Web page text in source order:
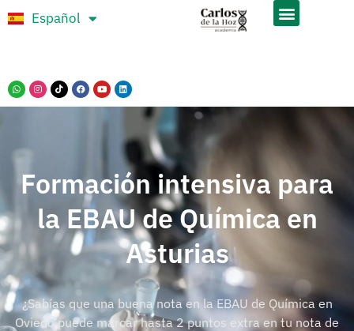
Español
Português
Formación intensiva para
la EBAU de Química en
Asturias
¿Sabías que una buena nota en la EBAU de Química en
Oviedo puede marcar hasta 2 puntos extra en tu nota de